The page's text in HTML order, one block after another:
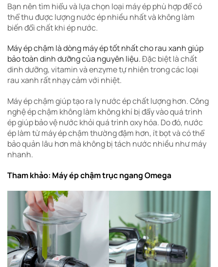
Bạn nên tìm hiểu và lựa chọn loại máy ép phù hợp để có
thể thu được lượng nước ép nhiều nhất và không làm
biến đổi chất khi ép nước.
Máy ép chậm là dòng máy ép tốt nhất cho rau xanh giúp
bảo toàn dinh dưỡng của nguyên liệu.Đặc biệt là chất
dinh dưỡng, vitamin và enzyme tự nhiên trong các loại
rau xanh rất nhạy cảm với nhiệt.
Máy ép chậm giúp tạo ra ly nước ép chất lượng hơn. Công
nghệ ép chậm không làm không khí bị đẩy vào quá trình
ép giúp bảo vệ nước khỏi quá trình oxy hóa. Do đó, nước
ép làm từ máy ép chậm thường đậm hơn, ít bọt và có thể
bảo quản lâu hơn mà không bị tách nước nhiều như máy
nhanh.
Tham khảo: Máy ép chậm trục ngang Omega